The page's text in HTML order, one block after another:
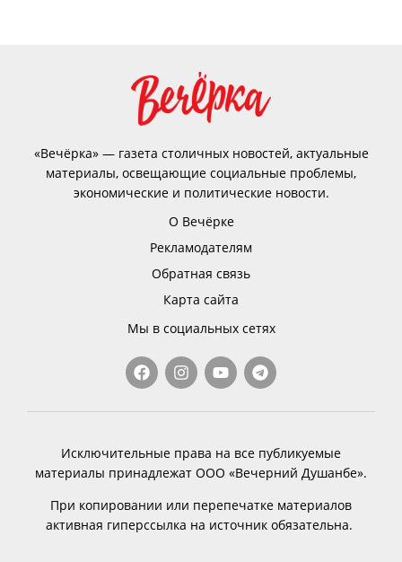
«Вечёрка» — газета столичных новостей, актуальные
материалы, освещающие социальные проблемы,
экономические и политические новости.
О Вечёрке
Рекламодателям
Обратная связь
Карта сайта
Мы в социальных сетях
Исключительные права на все публикуемые
материалы принадлежат ООО «Вечерний Душанбе».
При копировании или перепечатке материалов
активная гиперссылка на источник обязательна.